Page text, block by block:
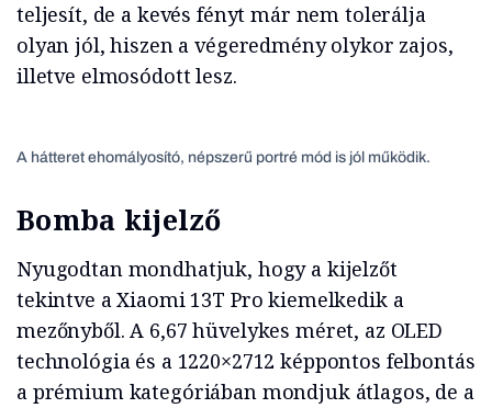
teljesít, de a kevés fényt már nem tolerálja
olyan jól, hiszen a végeredmény olykor zajos,
illetve elmosódott lesz.
A hátteret ehomályosító, népszerű portré mód is jól működik.
Bomba kijelző
Nyugodtan mondhatjuk, hogy a kijelzőt
tekintve a Xiaomi 13T Pro kiemelkedik a
mezőnyből. A 6,67 hüvelykes méret, az OLED
technológia és a 1220×2712 képpontos felbontás
a prémium kategóriában mondjuk átlagos, de a